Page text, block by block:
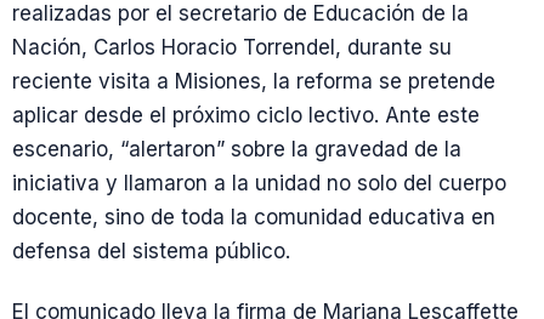
realizadas por el secretario de Educación de la
Nación, Carlos Horacio Torrendel, durante su
reciente visita a Misiones, la reforma se pretende
aplicar desde el próximo ciclo lectivo. Ante este
escenario, “alertaron” sobre la gravedad de la
iniciativa y llamaron a la unidad no solo del cuerpo
docente, sino de toda la comunidad educativa en
defensa del sistema público.
El comunicado lleva la firma de Mariana Lescaffette